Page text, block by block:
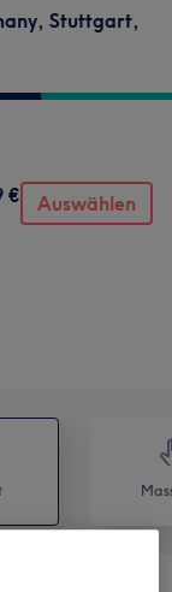
, Stuttgart,
€ Auswählen